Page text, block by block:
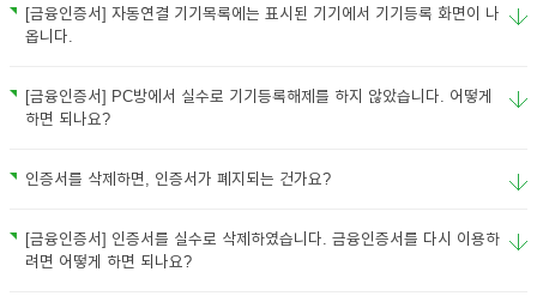
[금융인증서] 자동연결 기기목록에는 표시된 기기에서 기기등록 화면이 나
옵니다.
[금융인증서] PC방에서 실수로 기기등록해제를 하지 않았습니다. 어떻게
하면 되나요?
인증서를 삭제하면, 인증서가 폐지되는 건가요?
[금융인증서] 인증서를 실수로 삭제하였습니다. 금융인증서를 다시 이용하
려면 어떻게 하면 되나요?